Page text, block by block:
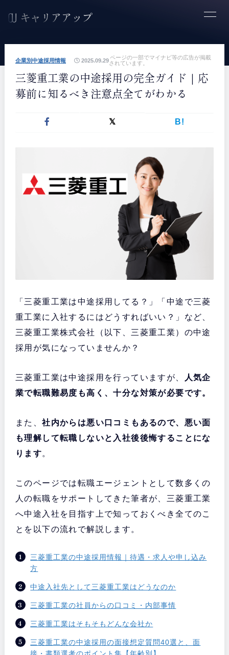
ページの一部でマイナビ等の広告が掲載
されています。
企業別中途採用情報 2025.09.29
三菱重工業の中途採用の完全ガイド｜応
募前に知るべき注意点全てがわかる
B!
「三菱重工業は中途採用してる？」「中途で三菱
重工業に入社するにはどうすればいい？」など、
三菱重工業株式会社（以下、三菱重工業）の中途
採用が気になっていませんか？
三菱重工業は中途採用を行っていますが、
人気企
業で転職難易度も高く、十分な対策が必要です。
また、社内からは悪い口コミもあるので、悪い面
も理解して転職しないと入社後後悔することにな
ります。
このページでは転職エージェントとして数多くの
人の転職をサポートしてきた筆者が、三菱重工業
へ中途入社を目指す上で知っておくべき全てのこ
とを以下の流れで解説します。
三菱重工業の中途採用情報｜待遇・求人や申し込み
方
中途入社先として三菱重工業はどうなのか
三菱重工業の社員からの口コミ・内部事情
三菱重工業はそもそもどんな会社か
三菱重工業の中途採用の面接想定質問40選と、面